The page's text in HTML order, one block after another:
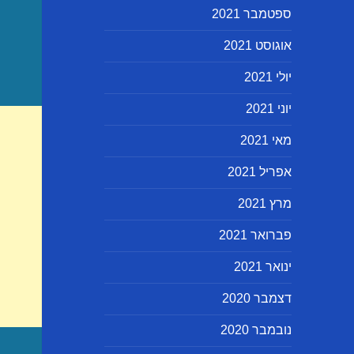
ספטמבר 2021
אוגוסט 2021
יולי 2021
יוני 2021
מאי 2021
אפריל 2021
מרץ 2021
פברואר 2021
ינואר 2021
דצמבר 2020
נובמבר 2020